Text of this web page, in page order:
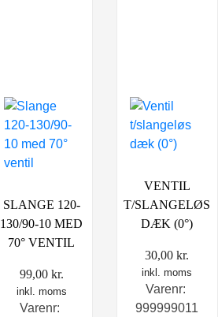
SLANGE 120-
130/90-10 MED
70° VENTIL
99,00 kr.
inkl. moms
Varenr:
VENTIL
T/SLANGELØS
DÆK (0°)
30,00kr.
inkl. moms
Varenr:
999999011